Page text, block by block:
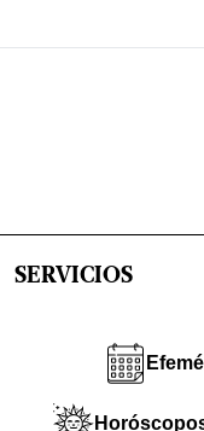
SERVICIOS